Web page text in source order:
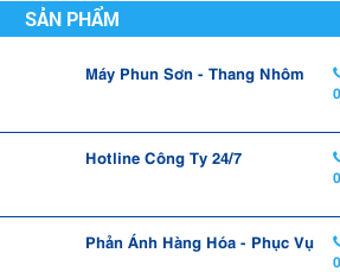
SẢN PHẨM
Máy Phun Sơn - Thang Nhôm
Hotline Công Ty 24/7
Phản Ánh Hàng Hóa - Phục Vụ